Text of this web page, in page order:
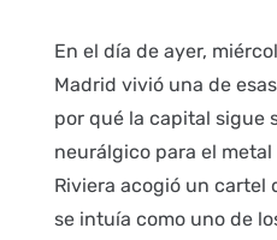
En el día de ayer,
Madrid vivió una de
por qué la capital sigue
neurálgico para el
Riviera acogió un cartel
se intuía como uno de